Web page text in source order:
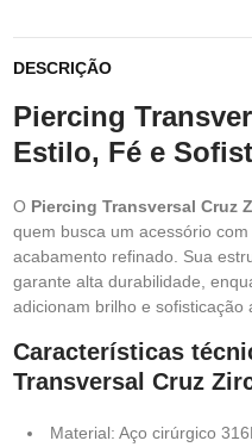
DESCRIÇÃO
Piercing
Estilo, Fé e
O Piercing Transversal Cruz
quem busca um acessório
acabamento refinado. Sua
garante alta durabilidade,
adicionam brilho e sofisticação
Características
Transversal Cruz
Material: Aço cirúrgico 316L